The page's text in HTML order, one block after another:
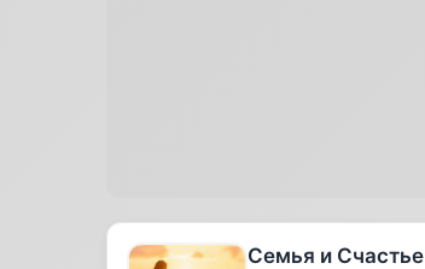
Семья и Счастье |